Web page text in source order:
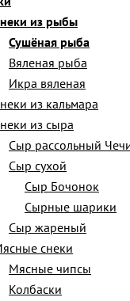
из рыбы
Сушёная рыба
Вяленая рыба
Икра вяленая
из кальмара
из сыра
Сыр рассольный
Сыр сухой
Сыр Бочонок
Сырные шарики
Сыр жареный
снеки
Мясные чипсы
Колбаски